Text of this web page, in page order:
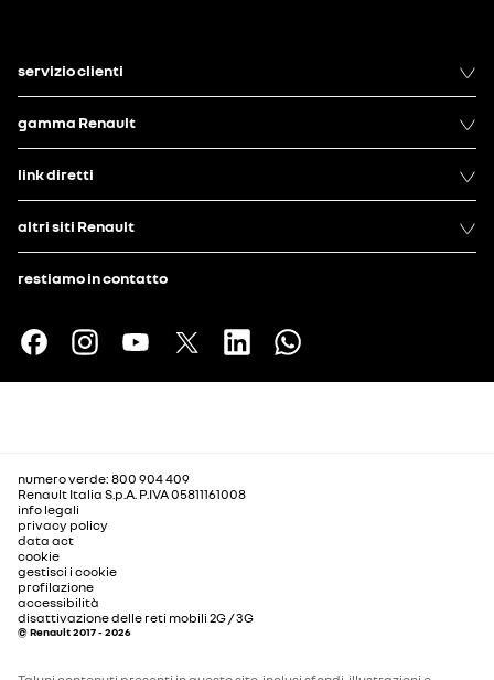
servizio clienti
gamma Renault
link diretti
altri siti Renault
restiamo in contatto
numero verde: 800 904 409
Renault Italia S.p.A. P.IVA 05811161008
info legali
privacy policy
data act
cookie
gestisci i cookie
profilazione
accessibilità
disattivazione delle reti mobili 2G / 3G
© Renault 2017 - 2026